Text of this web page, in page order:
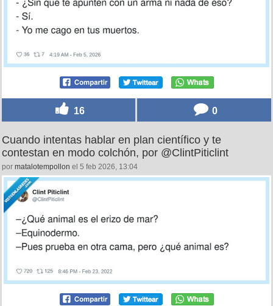
16 0
Cuando intentas hablar en plan científico y te
contestan en modo colchón, por @ClintPiticlint
por matalotempollon el 5 feb 2026, 13:04